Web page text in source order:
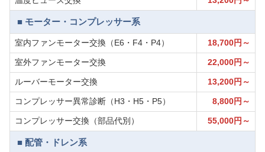
■ モーター・コンプレッサー系
室内ファンモーター交換（E6・F4・P4） 18,700円～
室外ファンモーター交換 22,000円～
ルーバーモーター交換 13,200円～
コンプレッサー異常診断（H3・H5・P5） 8,800円～
コンプレッサー交換（部品代別） 55,000円～
■ 配管・ドレン系